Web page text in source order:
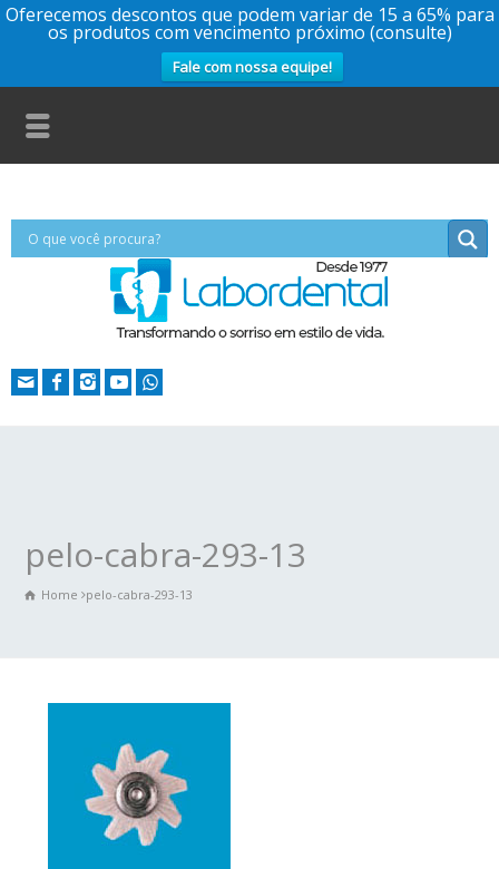
Oferecemos descontos que podem variar de 15 a 65% para
os produtos com vencimento próximo (consulte)
Fale com nossa equipe!
pelo-cabra-293-13
Home pelo-cabra-293-13